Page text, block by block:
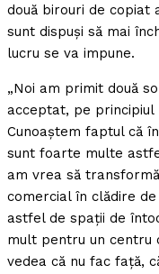
două birouri de copiat
sunt dispuşi să mai
lucru se va impune.
„Noi am primit două
acceptat, pe
Cunoaştem faptul că
sunt foarte multe
am vrea să
comercial în clădire de
astfel de spaţii de
mult pentru un centru
vedea că nu fac faţă,